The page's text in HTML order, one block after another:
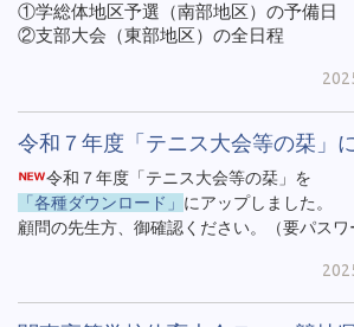
①学総体地区予選（南部地区）の予備
②支部大会（東部地区）の全日程
令和７年度「テニス大会等の栞」
令和７年度「テニス大会等の栞」を
「各種ダウンロード」 にアップしました。
顧問の先生方、御確認ください。（要パスワ